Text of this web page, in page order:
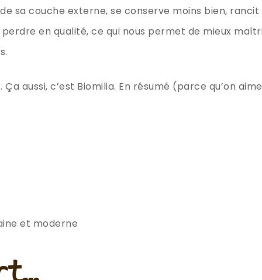
sa couche externe, se conserve moins bien,
en qualité, ce qui nous permet de mieux
aussi, c’est Biomilia. En résumé (parce qu’on
et moderne